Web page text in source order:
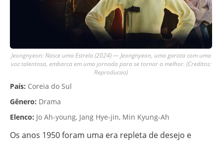
Jeongnyeon: Nasce uma Estrela (2024) — Jeongnyeon, uma garota com uma
voz talentosa, embarca em uma jornada para se tornar a melhor. (Creditos:
Reproducao)
País: Coreia do Sul
Gênero: Drama
Elenco: Jo Ah-young, Jang Hye-jin, Min Kyung-Ah
Os anos 1950 foram uma era repleta de desejo e